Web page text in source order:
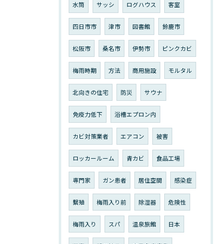
水筒 サッシ ログハウス 客室
四日市市 津市 図書館 鈴鹿市
松阪市 桑名市 伊勢市 ピンクカビ
梅雨時期 方法 商用施設 モルタル
北向きの住宅 防災 サウナ
免疫力低下 浴槽エプロン内
カビ対策業者 エアコン 被害
ロッカールーム 青カビ 食品工場
専門家 ガン患者 居住空間 感染症
繫殖 梅雨入り前 除湿器 危険性
梅雨入り スパ 温泉旅館 日本